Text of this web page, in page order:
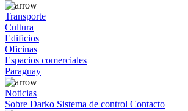
Transporte
Cultura
Edificios
Oficinas
Espacios comerciales
Paraguay
Noticias
Sobre Darko Sistema de control Contacto